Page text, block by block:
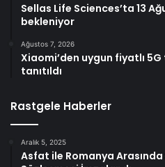
Sellas Life Sciences’ta 13
bekleniyor
Ağustos 7, 2026
Xiaomi’den uygun fiyatlı 5G
tanıtıldı
Rastgele Haberler
Aralık 5, 2025
Asfat ile Romanya Arasında